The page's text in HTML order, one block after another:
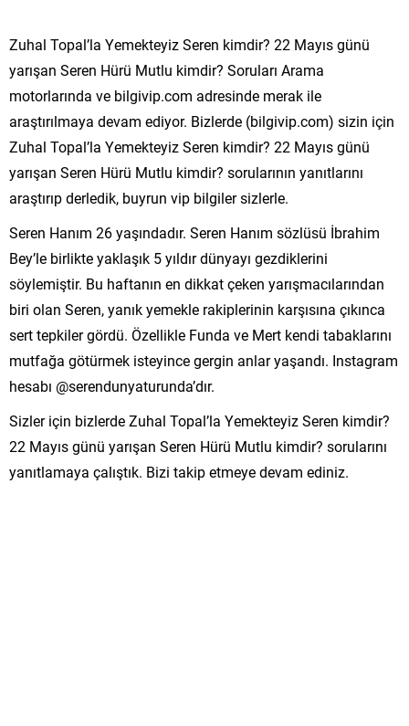
Zuhal Topal’la Yemekteyiz Seren kimdir? 22 Mayıs günü
yarışan Seren Hürü Mutlu kimdir? Soruları Arama
motorlarında ve bilgivip.com adresinde merak ile
araştırılmaya devam ediyor. Bizlerde (bilgivip.com) sizin için
Zuhal Topal’la Yemekteyiz Seren kimdir? 22 Mayıs günü
yarışan Seren Hürü Mutlu kimdir? sorularının yanıtlarını
araştırıp derledik, buyrun vip bilgiler sizlerle.
Seren Hanım 26 yaşındadır. Seren Hanım sözlüsü İbrahim
Bey’le birlikte yaklaşık 5 yıldır dünyayı gezdiklerini
söylemiştir. Bu haftanın en dikkat çeken yarışmacılarından
biri olan Seren, yanık yemekle rakiplerinin karşısına çıkınca
sert tepkiler gördü. Özellikle Funda ve Mert kendi tabaklarını
mutfağa götürmek isteyince gergin anlar yaşandı. Instagram
hesabı @serendunyaturunda’dır.
Sizler için bizlerde Zuhal Topal’la Yemekteyiz Seren kimdir?
22 Mayıs günü yarışan Seren Hürü Mutlu kimdir? sorularını
yanıtlamaya çalıştık. Bizi takip etmeye devam ediniz.